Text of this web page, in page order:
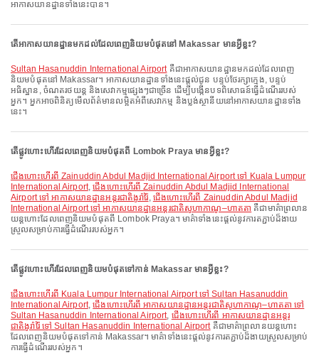
អាកាសយានដ្ឋានទាំងនេះបាន។
តើអាកាសយានដ្ឋានមកដល់ដែលពេញនិយមបំផុតនៅ Makassar មានអ្វីខ្លះ?
Sultan Hasanuddin International Airportគឺជាអាកាសយានដ្ឋានមកដល់ដែលពេញ
និយមបំផុតនៅ Makassar។ អាកាសយានដ្ឋានទាំងនេះផ្តល់ជូន បន្ទប់ថែរក្សាក្មេង, បន្ទប់
អធិស្ឋាន, ចំណតរថយន្ត និងសេវាកម្មផ្សេងៗជាច្រើន ដើម្បីបង្កើនបទពិសោធន៍ធ្វើដំណើររបស់
អ្នក។ អ្នកអាចពិនិត្យមើលព័ត៌មានលម្អិតអំពីសេវាកម្ម និងប្លង់ស្ថានីយនៅអាកាសយានដ្ឋានទាំង
នេះ។
តើផ្លូវហោះហើរដែលពេញនិយមបំផុតពី Lombok Praya មានអ្វីខ្លះ?
ជើងហោះហើរពី Zainuddin Abdul Madjid International Airport ទៅ Kuala Lumpur
International Airport,ជើងហោះហើរពី Zainuddin Abdul Madjid International
Airport ទៅ អាកាសយានដ្ឋានអន្តរជាតិងូរ៉ារ៉ៃ, ជើងហោះហើរពី Zainuddin Abdul Madjid
International Airport ទៅ អាកាសយានដ្ឋានអន្តរជាតិសូហាកាណូ–ហាតតា គឺជាមាគ៌ាព្រលាន
យន្តហោះដែលពេញនិយមបំផុតពី Lombok Praya។ មាគ៌ាទាំងនេះផ្តល់នូវការតភ្ជាប់ដ៏ងាយ
ស្រួលសម្រាប់ការធ្វើដំណើររបស់អ្នក។
តើផ្លូវហោះហើរដែលពេញនិយមបំផុតទៅកាន់ Makassar មានអ្វីខ្លះ?
ជើងហោះហើរពី Kuala Lumpur International Airport ទៅ Sultan Hasanuddin
International Airport,ជើងហោះហើរពី អាកាសយានដ្ឋានអន្តរជាតិសូហាកាណូ–ហាតតា ទៅ
Sultan Hasanuddin International Airport, ជើងហោះហើរពី អាកាសយានដ្ឋានអន្តរ
ជាតិងូរ៉ារ៉ៃ ទៅ Sultan Hasanuddin International Airportគឺជាមាគ៌ាព្រលានយន្តហោះ
ដែលពេញនិយមបំផុតទៅកាន់ Makassar។ មាគ៌ាទាំងនេះផ្តល់នូវការតភ្ជាប់ដ៏ងាយស្រួលសម្រាប់
ការធ្វើដំណើររបស់អ្នក។